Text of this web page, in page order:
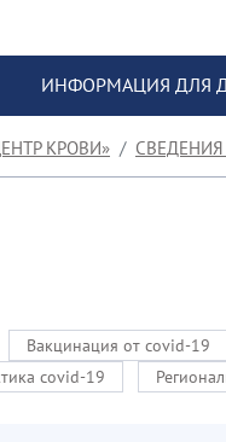
ИНФОРМАЦИЯ ДЛЯ
КРОВИ»
Вакцинация от covid-19
covid-19